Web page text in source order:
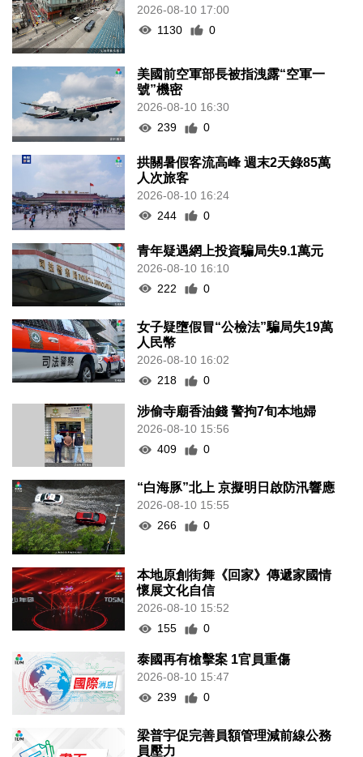
2026-08-10 17:00
1130
0
美國前空軍部長被指洩露“空軍一
號”機密
2026-08-10 16:30
239
0
拱關暑假客流高峰 週末2天錄85萬
人次旅客
2026-08-10 16:24
244
0
青年疑遇網上投資騙局失9.1萬元
2026-08-10 16:10
222
0
女子疑墮假冒“公檢法”騙局失19萬
人民幣
2026-08-10 16:02
218
0
涉偷寺廟香油錢 警拘7旬本地婦
2026-08-10 15:56
409
0
“白海豚”北上 京擬明日啟防汛響應
2026-08-10 15:55
266
0
本地原創街舞《回家》傳遞家國情
懷展文化自信
2026-08-10 15:52
155
0
泰國再有槍擊案 1官員重傷
2026-08-10 15:47
239
0
梁普宇促完善員額管理減前線公務
員壓力